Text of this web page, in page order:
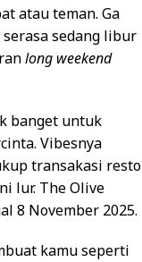
atau teman. Ga
sedang libur
long weekend
banget untuk
Vibesnya
transakasi resto
lur. The Olive
8 November 2025.
kamu seperti